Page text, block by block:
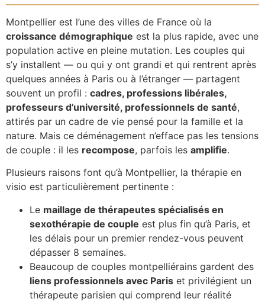
Montpellier est l’une des villes de France où la
croissance démographique est la plus rapide, avec une
population active en pleine mutation. Les couples qui
s’y installent — ou qui y ont grandi et qui rentrent après
quelques années à Paris ou à l’étranger — partagent
souvent un profil : cadres, professions libérales,
professeurs d’université, professionnels de santé,
attirés par un cadre de vie pensé pour la famille et la
nature. Mais ce déménagement n’efface pas les tensions
de couple : il les recompose, parfois les amplifie.
Plusieurs raisons font qu’à Montpellier, la thérapie en
visio est particulièrement pertinente :
Le maillage de thérapeutes spécialisés en
sexothérapie de couple est plus fin qu’à Paris, et
les délais pour un premier rendez-vous peuvent
dépasser 8 semaines.
Beaucoup de couples montpelliérains gardent des
liens professionnels avec Paris et privilégient un
thérapeute parisien qui comprend leur réalité